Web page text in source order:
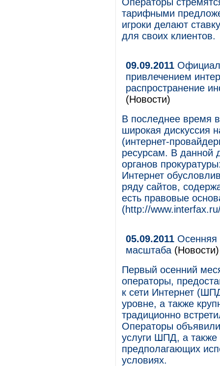
тарифными
игроки делают
для своих клиентов.
09.09.2011
привлечением
распространение
(Новости)
В последнее время
широкая дискуссия
(интернет-
ресурсам. В данной
органов
Интернет
ряду сайтов,
есть правовые
(http://
05.09.2011 Осенняя
масштаба (Новости)
Первый осенний
операторы,
к сети Интернет
уровне, а также
традиционно
Операторы
услуги ШПД, а также
предполагающих
условиях.